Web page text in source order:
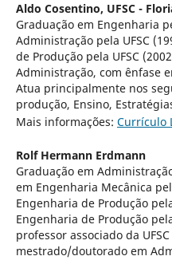
Aldo Cosentino, UFSC -
Graduação em Engenharia
Administração pela UFSC
de Produção pela UFSC
Administração, com ênfase
Atua principalmente nos
produção, Ensino,
Mais informações: Currículo
Rolf Hermann Erdmann
Graduação em
em Engenharia Mecânica
Engenharia de Produção
Engenharia de Produção
professor associado da
mestrado/doutorado em